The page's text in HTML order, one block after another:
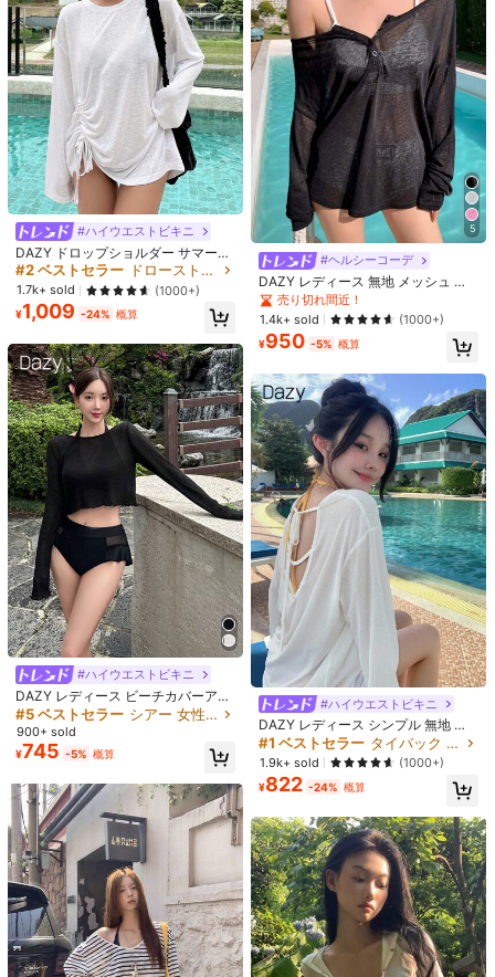
Sold by & Ships from: 6llBQr2A
製品詳細
素材: 織物生地
もっと見る
Local Seller
6llBQr2A
66 フォロワー
4.47 66 フォロワー
66 フォロワー
4.47 66 フォロワー
c***u が1日前にフォローしました
4.47
66 フォロワー
4.47 66 フォロワー
66 フォロワー
4.47 66 フォロワー
4.47 66 フォロワー
4.47 66 フォロワー
4.47 66 フォロワー
フォロー
637 件が最近販売されました
あなたにおすすめの商品
おすすめ アパレルアクセサリー バッグ＆リュックサック シューズ
18
#ハイウエストビキニ
DAZY レディース 透かし編み ドロッ
プショルダー カバーアップ 夏 シア
ー バケーション ビーチ
#1 ベストセラー 通常 女性用のカバーアップ
7.8k+ sold
2023年夏休み用 ビーチウェア ブラ
ック 腹部スリミング 1ピース 保守的
2ピースセット セクシー
#1 ベストセラー カラーブロック 女性用ワンピース
売り切れ間近！
#1 ベストセラー カラーブロック 女性用ワンピース
売り切れ間近！
#1 ベストセラー カラーブロック 女性用ワンピース
売り切れ間近！
#1 ベストセラー カラーブロック 女性用ワンピース
売り切れ間近！
3.8k+ sold (1000+)
¥1,918 概算
#ハイウエストビキニ
DAZY ドロップショルダー サマーカ
バーアップ ビーチウェア レディース
バケーション
#2 ベストセラー ドローストリング 女性用のカバーアップ
売り切れ間近！
#2 ベストセラー ドローストリング 女性用のカバーアップ
売り切れ間近！
#2 ベストセラー ドローストリング 女性用のカバーアップ
売り切れ間近！
#2 ベストセラー ドローストリング 女性用のカバーアップ
1.7k+ sold (1000+)
¥1,009 -24% 概算
#ハイウエストビキニ
DAZY レディース ビーチカバーアッ
プ 水着 リネン バケーション
#5 ベストセラー シアー 女性用のカバーアップ
売り切れ間近！
#5 ベストセラー
売り切れ間近！
#5 ベストセラー
売り切れ間近！
#5 ベストセラー シアー 女性用のカバーアップ
900+ sold
¥745 -5% 概算
5
#ヘルシーコーデ
DAZY レディース 無地 メッシュ シ
ースルー カバーアップ サマー シア
ー、ビーチ ウィメンズ アウトフィッ
ト バケーション アウトフィット
売り切れ間近！
1.4k+ sold
(1000+)
¥950 -5% 概算
#ハイウエストビキニ
DAZY レディース シンプル 無地 長
袖 カバーアップ 夏休み クルーズ ビ
ーチ用
#1 ベストセラー タイバック 女性用のカバーアップ
売り切れ間近！
#1 ベストセラー タイバック 女性用のカバーアップ
売り切れ間近！
#1 ベストセラー タイバック 女性用のカバーアップ
売り切れ間近！
#1 ベストセラー タイバック 女性用のカバーアップ
1.9k+ sold (1000+)
¥822 -24% 概算